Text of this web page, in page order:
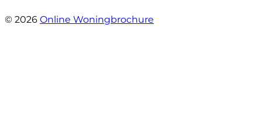
© 2026 Online Woningbrochure